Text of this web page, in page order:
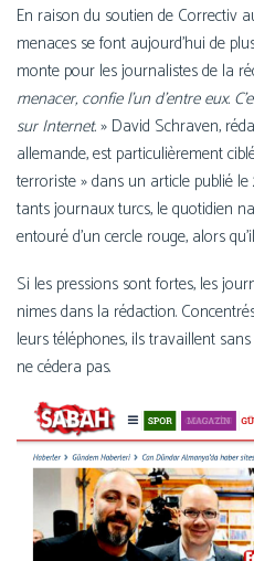
En rai­son du sou­tien de Correctiv
menaces se font aujourd’­hui de
monte pour les jour­na­listes de la
mena­cer, confie l’un d’entre eux.
sur Internet.» David Schraven,
alle­mande, est par­ti­cu­liè­re­ment
ter­ro­riste » dans un article publié
tants jour­naux turcs, le quo­ti­dien
entou­ré d’un cercle rouge, alors
Si les pres­sions sont fortes, les
nimes dans la rédac­tion.
leurs télé­phones, ils tra­vaillent
ne céde­ra pas.